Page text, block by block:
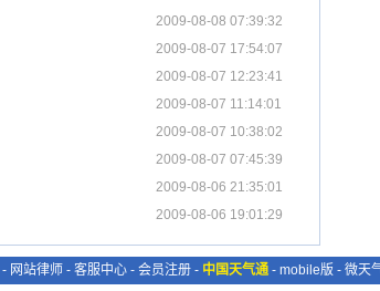
2009-08-08 07:39:32
2009-08-07 17:54:07
2009-08-07 12:23:41
2009-08-07 11:14:01
2009-08-07 10:38:02
2009-08-07 07:45:39
2009-08-06 21:35:01
2009-08-06 19:01:29
- 网站律师 - 客服中心 - 会员注册 - 中国天气通 - mobile版 - 微天